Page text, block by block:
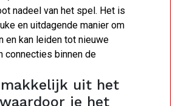
nadeel van het spel. Het is
en uitdagende manier om
en kan leiden tot nieuwe
connecties binnen de
makkelijk uit het
je het